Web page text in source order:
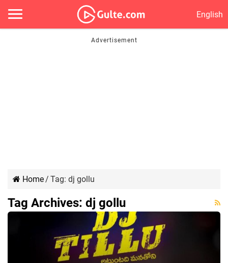
English
Home/ Tag: dj gollu
Tag Archives: dj gollu